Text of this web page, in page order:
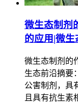
微生态制剂
的应用|微生
微生态制剂的
生态前沿摘要
公害制剂，具
且具有抗生素